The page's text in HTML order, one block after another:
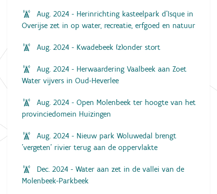
Aug. 2024 - Herinrichting kasteelpark d’Isque in
Overijse zet in op water, recreatie, erfgoed en natuur
Aug. 2024 - Kwadebeek (z)onder stort
Aug. 2024 - Herwaardering Vaalbeek aan Zoet
Water vijvers in Oud-Heverlee
Aug. 2024 - Open Molenbeek ter hoogte van het
provinciedomein Huizingen
Aug. 2024 - Nieuw park Woluwedal brengt
'vergeten' rivier terug aan de oppervlakte
Dec. 2024 - Water aan zet in de vallei van de
Molenbeek-Parkbeek